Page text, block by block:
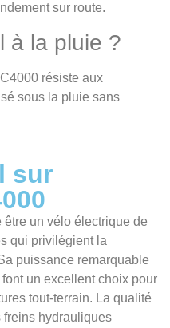
sur route.
à la pluie ?
résiste aux
sous la pluie sans
sur
un vélo électrique de
qui privilégient la
puissance remarquable
un excellent choix pour
tout-terrain. La qualité
freins hydrauliques